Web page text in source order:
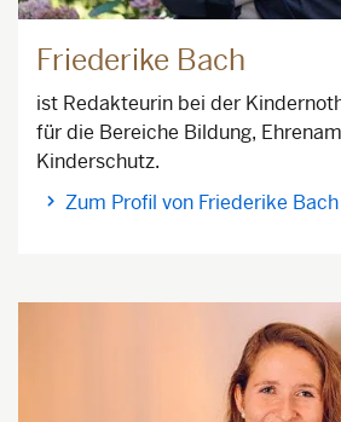
Friederike Bach
ist Redakteurin bei der
für die Bereiche Bildung,
Kinderschutz.
Zum Profil von Friederike Bach